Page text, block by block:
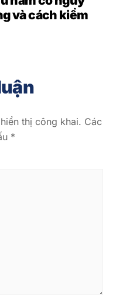
và cách kiểm
thị công khai. Các
*